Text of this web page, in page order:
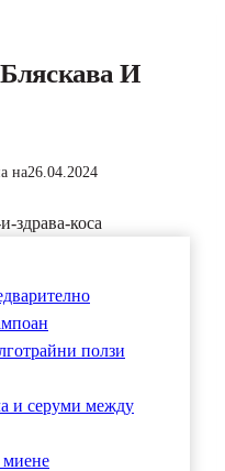
И
на26.04.2024
ползи
и серуми между
миене